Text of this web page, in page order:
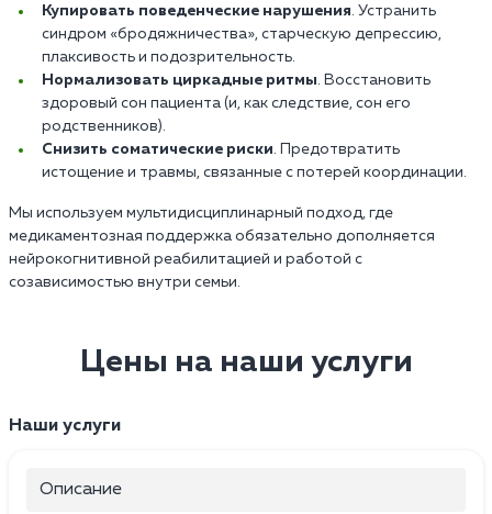
Купировать поведенческие нарушения. Устранить
синдром «бродяжничества», старческую депрессию,
плаксивость и подозрительность.
Нормализовать циркадные ритмы. Восстановить
здоровый сон пациента (и, как следствие, сон его
родственников).
Снизить соматические риски. Предотвратить
истощение и травмы, связанные с потерей координации.
Мы используем мультидисциплинарный подход, где
медикаментозная поддержка обязательно дополняется
нейрокогнитивной реабилитацией и работой с
созависимостью внутри семьи.
Цены на наши услуги
Наши услуги
Описание